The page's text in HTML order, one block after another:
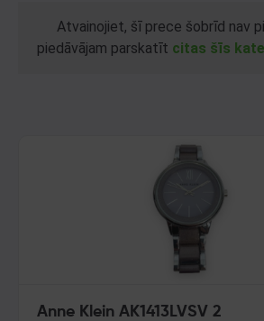
Atvainojiet, šī prece šobrīd nav
piedāvājam parskatīt citas šīs
Anne Klein AK1413LVSV 2